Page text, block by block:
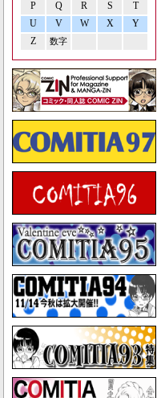
P Q R S
T
U
V W X
Y
Z
数字